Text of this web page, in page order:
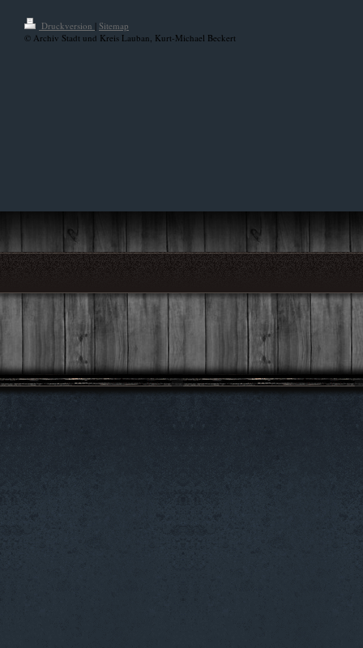
Druckversion | Sitemap
© Archiv Stadt und Kreis Lauban, Kurt-Michael Beckert